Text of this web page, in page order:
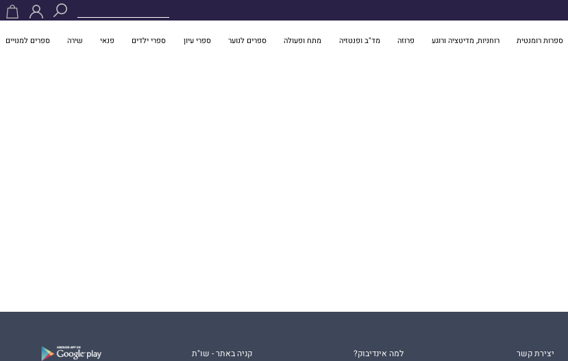
ספרות רומנטית רוחניות, מדיטציה ורוגע פרוזה מד"ב ופנטזיה מתח ופעולה ספרים לנוער ספרי עיון ספרי ילדים פנאי שירה ספרים למנויים
יצירת קשר
למה אינדיבוק?
קניה באתר - שו"ת